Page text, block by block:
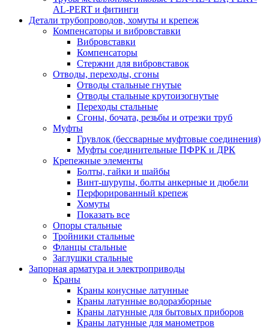
AL-PERT и фитинги
Детали трубопроводов, хомуты и крепеж
Компенсаторы и вибровставки
Вибровставки
Компенсаторы
Стержни для вибровставок
Отводы, переходы, сгоны
Отводы стальные гнутые
Отводы стальные крутоизогнутые
Переходы стальные
Сгоны, бочата, резьбы и отрезки труб
Муфты
Грувлок (бессварные муфтовые соединения)
Муфты соединительные ПФРК и ДРК
Крепежные элементы
Болты, гайки и шайбы
Винт-шурупы, болты анкерные и дюбели
Перфорированный крепеж
Хомуты
Показать все
Опоры стальные
Тройники стальные
Фланцы стальные
Заглушки стальные
Запорная арматура и электроприводы
Краны
Краны конусные латунные
Краны латунные водоразборные
Краны латунные для бытовых приборов
Краны латунные для манометров